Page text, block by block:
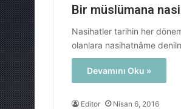
Bir müslümana
Nasihatler tarihin her
olanlara nasihatnâme
Devamını Oku »
Editor Nisan 6, 2016